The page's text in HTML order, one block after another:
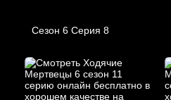
Сезон 6 Серия 8